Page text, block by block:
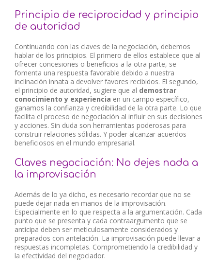
Principio de reciprocidad y principio
de autoridad
Continuando con las claves de la negociación, debemos
hablar de los principios. El primero de ellos establece que al
ofrecer concesiones o beneficios a la otra parte, se
fomenta una respuesta favorable debido a nuestra
inclinación innata a devolver favores recibidos. El segundo,
el principio de autoridad, sugiere que al demostrar
conocimiento y experiencia en un campo específico,
ganamos la confianza y credibilidad de la otra parte. Lo que
facilita el proceso de negociación al influir en sus decisiones
y acciones. Sin duda son herramientas poderosas para
construir relaciones sólidas. Y poder alcanzar acuerdos
beneficiosos en el mundo empresarial.
Claves negociación: No dejes nada a
la improvisación
Además de lo ya dicho, es necesario recordar que no se
puede dejar nada en manos de la improvisación.
Especialmente en lo que respecta a la argumentación. Cada
punto que se presenta y cada contraargumento que se
anticipa deben ser meticulosamente considerados y
preparados con antelación. La improvisación puede llevar a
respuestas incompletas. Comprometiendo la credibilidad y
la efectividad del negociador.